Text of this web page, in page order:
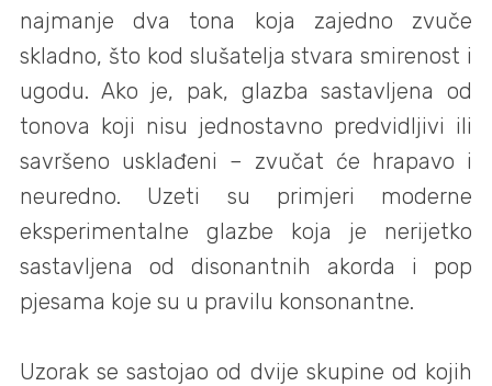
najmanje dva tona koja zajedno zvuče
skladno, što kod slušatelja stvara smirenost i
ugodu. Ako je, pak, glazba sastavljena od
tonova koji nisu jednostavno predvidljivi ili
savršeno usklađeni – zvučat će hrapavo i
neuredno. Uzeti su primjeri moderne
eksperimentalne glazbe koja je nerijetko
sastavljena od disonantnih akorda i pop
pjesama koje su u pravilu konsonantne.
Uzorak se sastojao od dvije skupine od kojih